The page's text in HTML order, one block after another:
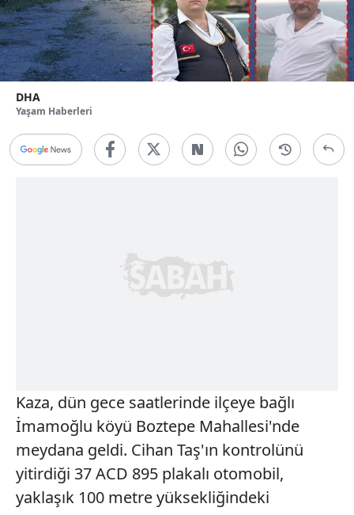
DHA
Yaşam Haberleri
Kaza, dün gece saatlerinde ilçeye bağlı
İmamoğlu köyü Boztepe Mahallesi'nde
meydana geldi. Cihan Taş'ın kontrolünü
yitirdiği 37 ACD 895 plakalı otomobil,
yaklaşık 100 metre yüksekliğindeki